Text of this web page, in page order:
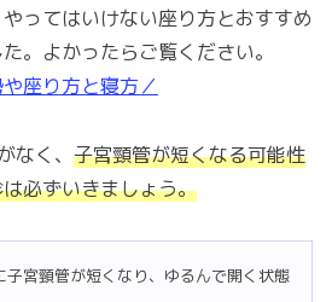
ってはいけない座り方とおすすめ
。よかったらご覧ください。
座り方と寝方／
く、 子宮頸管が短くなる可能性
必ずいきましょう。
子宮頸管が短くなり、ゆるんで開く状態